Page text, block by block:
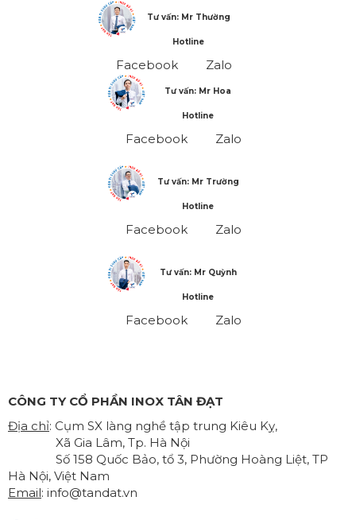
Tư vấn: Mr Thường
Hotline
Facebook Zalo
Tư vấn: Mr Hoa
Hotline
Facebook Zalo
Tư vấn: Mr Trường
Hotline
Facebook Zalo
Tư vấn: Mr Quỳnh
Hotline
Facebook Zalo
CÔNG TY CỔ PHẦN INOX TÂN ĐẠT
Địa chỉ: Cụm SX làng nghề tập trung Kiêu Kỵ,
Xã Gia Lâm, Tp. Hà Nội
Số 158 Quốc Bảo, tổ 3, Phường Hoàng Liệt, TP
Hà Nội, Việt Nam
Email: info@tandat.vn